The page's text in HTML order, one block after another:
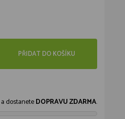
PŘIDAT DO KOŠÍKU
a dostaneteDOPRAVU ZDARMA.